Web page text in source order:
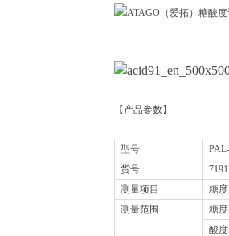
【产品参数】
型号
货号
7191
测量项目
糖
测量范围
糖
酸